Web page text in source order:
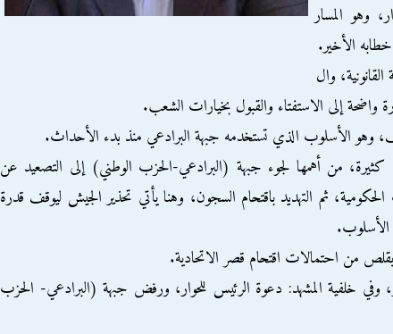
وهو المسار
الأخير.
واضحة إلى الاستفتاء والقبول بخيارات الشعب.
كثيرة، من أهمها لجوء جبهة (البرادعي-الحزب الوطني) إلى التصعيد عن
ثم التهديد باقتحام السجون، وهنا يأتي تحذير الجيش ليوقف قدرة
الأسلوب.
وفي خلفية المشهد: دعوة الرئيس للحوار، ورفض جبهة (البرادعي- الحزب